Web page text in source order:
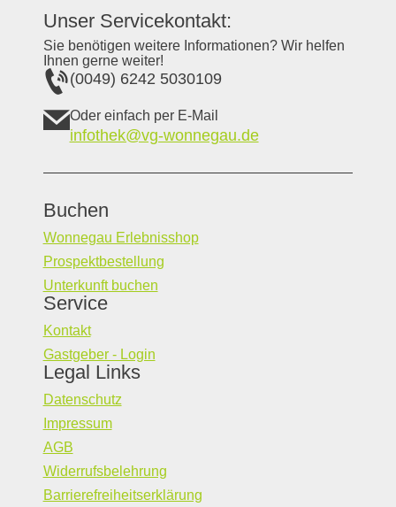
Unser Servicekontakt:
Sie benötigen weitere Informationen? Wir helfen
Ihnen gerne weiter!
(0049) 6242 5030109
Oder einfach per E-Mail
infothek@vg-wonnegau.de
Buchen
Wonnegau Erlebnisshop
Prospektbestellung
Unterkunft buchen
Service
Kontakt
Gastgeber - Login
Legal Links
Datenschutz
Impressum
AGB
Widerrufsbelehrung
Barrierefreiheitserklärung